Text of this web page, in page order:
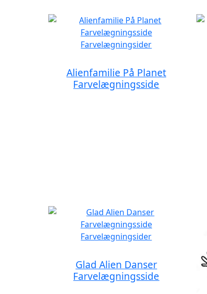
Alienfamilie På Planet
Farvelægningsside
Glad Alien Danser
Farvelægningsside